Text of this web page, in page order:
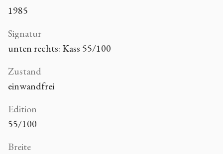
1985
Signatur
unten rechts: Kass 55/100
Zustand
einwandfrei
Edition
55/100
Breite